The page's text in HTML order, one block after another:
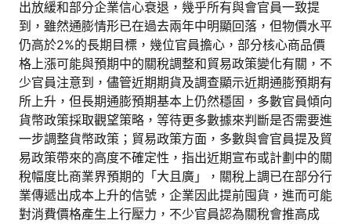
出放緩和部分企業信心衰退，幾乎所有與會官員一致提
到，雖然通膨情形已在過去兩年中明顯回落，但物價水平
仍高於2%的長期目標，幾位官員擔心，部分核心商品價
格上漲可能與預期中的關稅調整和貿易政策變化有關，不
少官員注意到，儘管近期期貨及調查顯示近期通膨預期有
所上升，但長期通膨預期基本上仍然穩固，多數官員傾向
貨幣政策採取觀望策略，等待更多數據來判斷是否需要進
一步調整貨幣政策；貿易政策方面，多數與會官員提及貿
易政策帶來的高度不確定性，指出近期宣布或計劃中的關
稅幅度比商業界預期的「大且廣」，關稅上調已在部分行
業傳遞出成本上升的信號，企業因此提前囤貨，進而可能
對消費價格產生上行壓力，不少官員認為關稅會推高成